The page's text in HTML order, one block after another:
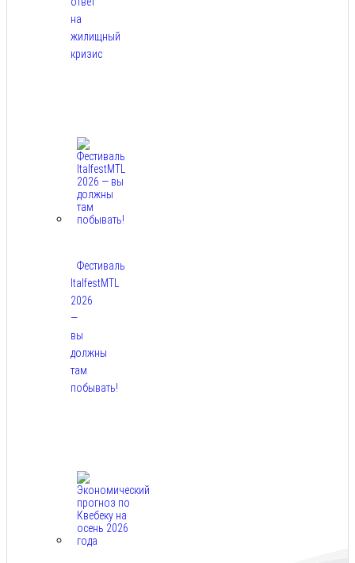
на
жилищный
кризис
Фестиваль
ItalfestMTL
2026
—
вы
должны
там
побывать!